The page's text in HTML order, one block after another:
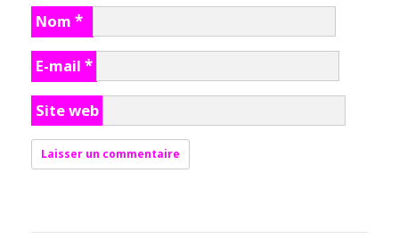
Nom *
E-mail *
Site web